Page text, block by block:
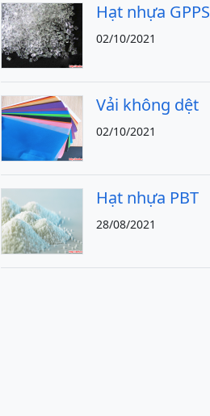
Hạt nhựa GPPS
02/10/2021
Vải không dệt
02/10/2021
Hạt nhựa PBT
28/08/2021